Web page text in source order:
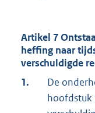
Artikel 7
heffing naar
verschuldigde
1.
De
hoofdstuk